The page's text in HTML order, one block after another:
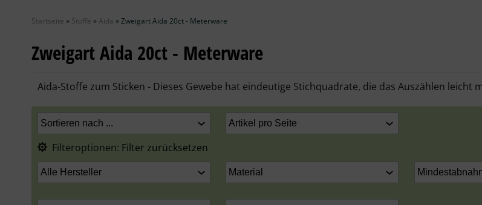
Startseite » Stoffe »Aida »Zweigart Aida 20ct - Meterware
Zweigart Aida 20ct - Meterware
Aida-Stoffe zum Sticken - Dieses Gewebe hat eindeutige Stichquadrate, die das Auszählen
Filteroptionen: Filter zurücksetzen